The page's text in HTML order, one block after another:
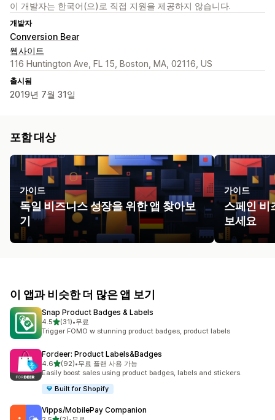
이 개발자는 한국어(으)로 직접 지원을 제공하지 않습니다.
개발자
Conversion Bear
웹사이트
116 Huntington Ave, FL 15, Boston, MA, 02116, US
출시됨
2019년 7월 31일
포함 대상
가이드
독일 비즈니스 성장을 위한 앱 찾아보
기
가이드
스페인 비
보세요
이 앱과 비슷한 더 많은 앱 보기
Snap Product Badges & Labels
4.5별 5개 중
(31)
총 리뷰 31개
•무료
Trigger FOMO w stunning product badges, product labels
Fordeer: Product Labels&Badges
4.6별 5개 중
(92)
총 리뷰 92개
•무료 플랜 사용 가능
Easily boost sales using product badges, labels and stickers.
Built for Shopify
Vipps/MobilePay Companion